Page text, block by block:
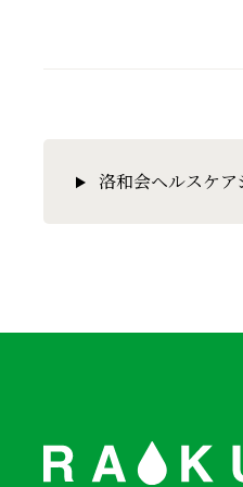
洛和会ヘルスケ